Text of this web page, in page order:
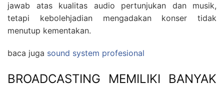
jawab atas kualitas audio pertunjukan dan musik,
tetapi kebolehjadian mengadakan konser tidak
menutup kementakan.
baca juga sound system profesional
BROADCASTING MEMILIKI BANYAK